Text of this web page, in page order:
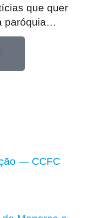
que quer
paróquia…
— CCFC